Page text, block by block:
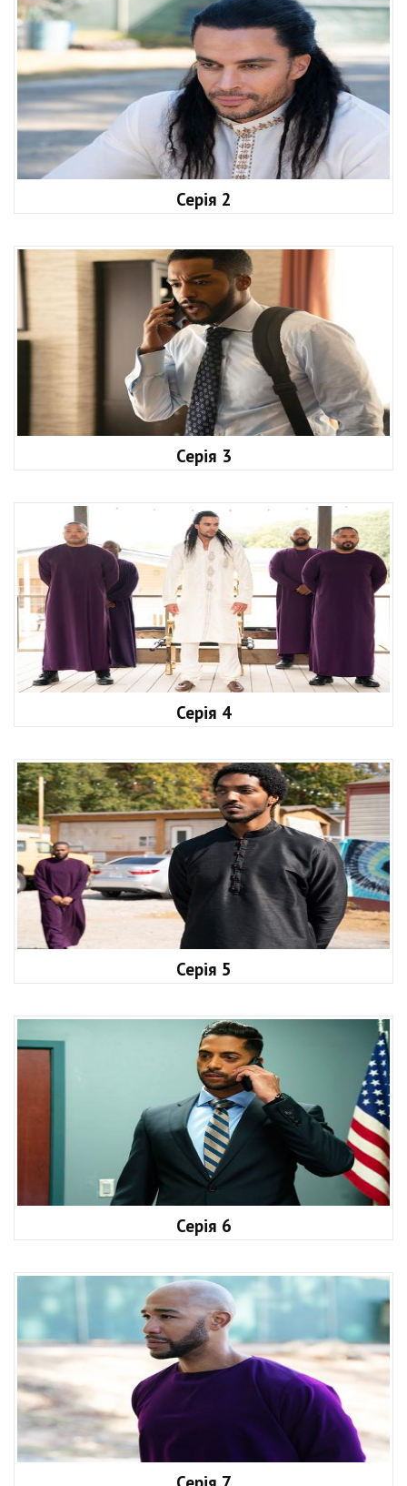
Серія 2
Серія 3
Серія 4
Серія 5
Серія 6